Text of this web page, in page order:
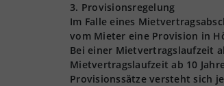
3. Provisionsregelung
Im Falle eines
vom Mieter eine Provision in
Bei einer Mietvertragslaufzeit
Mietvertragslaufzeit ab 10
Provisionssätze versteht sich